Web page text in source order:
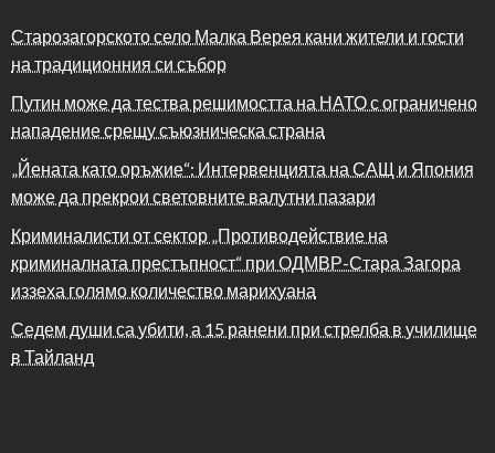
Старозагорското село Малка Верея кани жители и гости
на традиционния си събор
Путин може да тества решимостта на НАТО с ограничено
нападение срещу съюзническа страна
„Йената като оръжие“: Интервенцията на САЩ и Япония
може да прекрои световните валутни пазари
Криминалисти от сектор „Противодействие на
криминалната престъпност“ при ОДМВР-Стара Загора
иззеха голямо количество марихуана
Седем души са убити, а 15 ранени при стрелба в училище
в Тайланд